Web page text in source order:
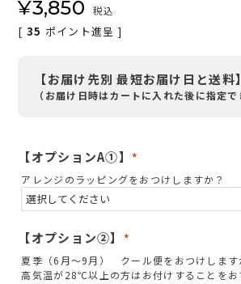
¥3,850 税込
[ 35 ポイント進呈 ]
【お届け先別 最短お届け日と送料】
（お届け日時はカートに入れた後に指定で
【オプションA①】
(
必
須
アレンジのラッピングをおつけしますか？
【オプション②】
(
必
夏季（6月～9月） クール便をおつけします
高気温が28℃以上の方はお付けすることをお